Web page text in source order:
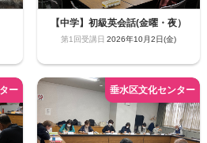
【中学】初級英会話(金曜・夜）
2026年10月2日(金)